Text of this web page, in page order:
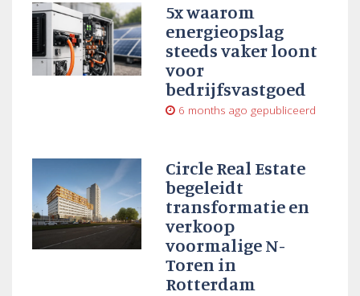
5x waarom
energieopslag
steeds vaker loont
voor
bedrijfsvastgoed
6 months ago gepubliceerd
Circle Real Estate
begeleidt
transformatie en
verkoop
voormalige N-
Toren in
Rotterdam